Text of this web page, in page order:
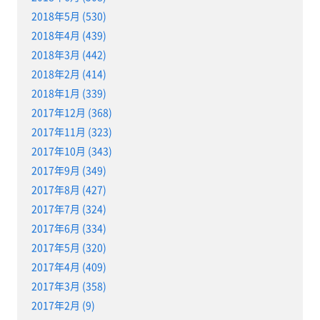
2018年5月 (530)
2018年4月 (439)
2018年3月 (442)
2018年2月 (414)
2018年1月 (339)
2017年12月 (368)
2017年11月 (323)
2017年10月 (343)
2017年9月 (349)
2017年8月 (427)
2017年7月 (324)
2017年6月 (334)
2017年5月 (320)
2017年4月 (409)
2017年3月 (358)
2017年2月 (9)